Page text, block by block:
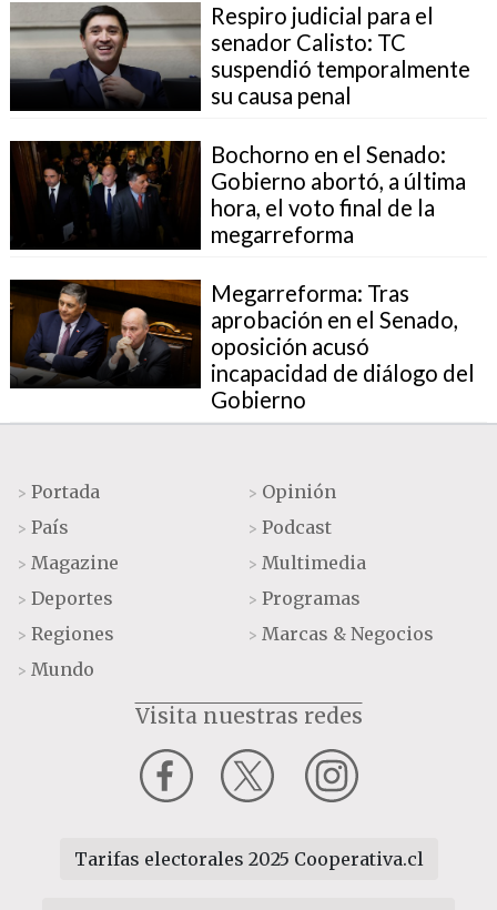
Respiro judicial para el
senador Calisto: TC
suspendió temporalmente
su causa penal
Bochorno en el Senado:
Gobierno abortó, a última
hora, el voto final de la
megarreforma
Megarreforma: Tras
aprobación en el Senado,
oposición acusó
incapacidad de diálogo del
Gobierno
> Portada
> País
> Magazine
> Deportes
> Regiones
> Mundo
> Opinión
> Podcast
> Multimedia
> Programas
> Marcas & Negocios
Visita nuestras redes
Tarifas electorales 2025 Cooperativa.cl